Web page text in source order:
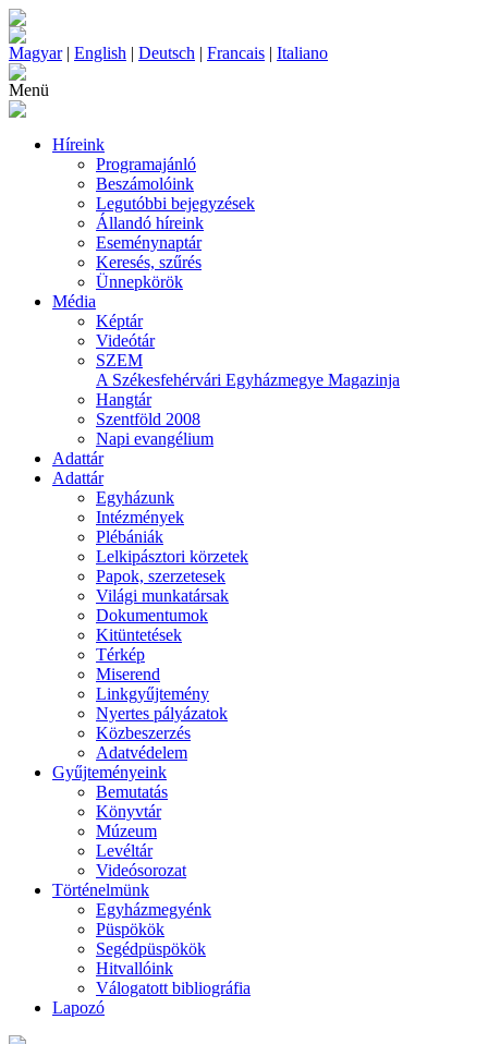
Magyar| English | Deutsch | Francais | Italiano
Menü
Híreink
Programajánló
Beszámolóink
Legutóbbi bejegyzések
Állandó híreink
Eseménynaptár
Keresés, szűrés
Ünnepkörök
Média
Képtár
Videótár
SZEM
A Székesfehérvári Egyházmegye Magazinja
Hangtár
Szentföld 2008
Napi evangélium
Adattár
Adattár
Egyházunk
Intézmények
Plébániák
Lelkipásztori körzetek
Papok, szerzetesek
Világi munkatársak
Dokumentumok
Kitüntetések
Térkép
Miserend
Linkgyűjtemény
Nyertes pályázatok
Közbeszerzés
Adatvédelem
Gyűjteményeink
Bemutatás
Könyvtár
Múzeum
Levéltár
Videósorozat
Történelmünk
Egyházmegyénk
Püspökök
Segédpüspökök
Hitvallóink
Válogatott bibliográfia
Lapozó